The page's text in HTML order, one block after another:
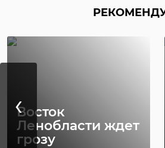
Восток
Ленобласти ждет
грозу
‹